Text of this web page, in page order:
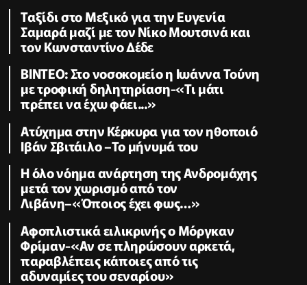
Ταξίδι στο Μεξικό για την Ευγενία
Σαμαρά μαζί με τον Νίκο Μουτσινά και
τον Κωνσταντίνο Δέδε
ΒΙΝΤΕΟ: Στο νοσοκομείο η Ιωάννα Τούνη
με τροφική δηλητηρίαση-«Τι μάτι
πρέπει να έχω φάει...»
Ατύχημα στην Κέρκυρα για τον ηθοποιό
Ιβάν Σβιτάιλο –Το μήνυμά του
Η όλο νόημα ανάρτηση της Ανδρομάχης
μετά τον χωρισμό από τον
Λιβάνη–«Όποιος έχει φως…»
Αφοπλιστικά ειλικρινής ο Μόργκαν
Φρίμαν-«Αν σε πληρώσουν αρκετά,
παραβλέπεις κάποιες από τις
αδυναμίες του σεναρίου»